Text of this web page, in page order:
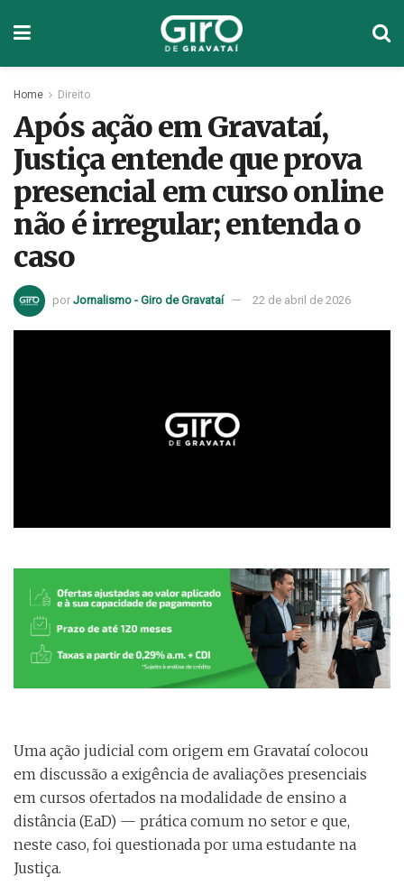
Home Direito
Após ação em Gravataí,
Justiça entende que prova
presencial em curso online
não é irregular; entenda o
caso
por Jornalismo - Giro de Gravataí 22 de abril de 2026
Uma ação judicial com origem em Gravataí colocou
em discussão a exigência de avaliações presenciais
em cursos ofertados na modalidade de ensino a
distância (EaD) — prática comum no setor e que,
neste caso, foi questionada por uma estudante na
Justiça.